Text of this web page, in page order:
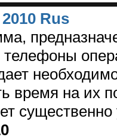
Rus
время на их